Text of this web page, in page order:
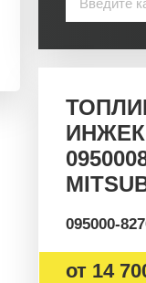
095000-
от 14